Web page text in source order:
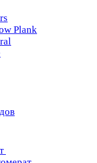
Plank